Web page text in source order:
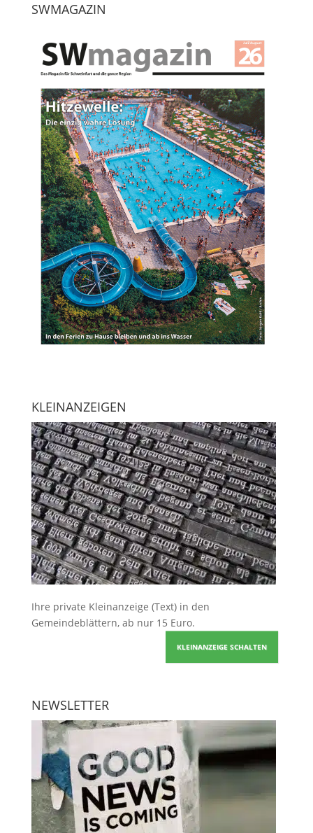
SWMAGAZIN
KLEINANZEIGEN
Ihre private Kleinanzeige (Text) in den
Gemeindeblättern, ab nur 15 Euro.
KLEINANZEIGE SCHALTEN
NEWSLETTER